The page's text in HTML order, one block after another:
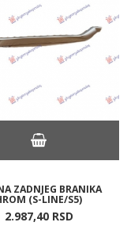
ZADNJEG BRANIKA
(S-LINE/S5)
2.987,40 RSD